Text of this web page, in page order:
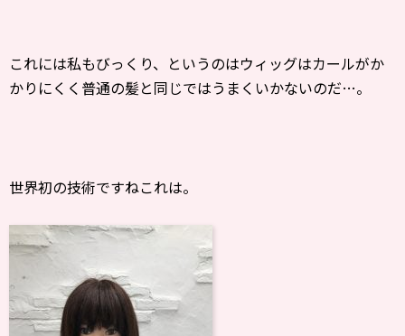
これには私もびっくり、というのはウィッグはカールがか
かりにくく普通の髪と同じではうまくいかないのだ…。
世界初の技術ですねこれは。